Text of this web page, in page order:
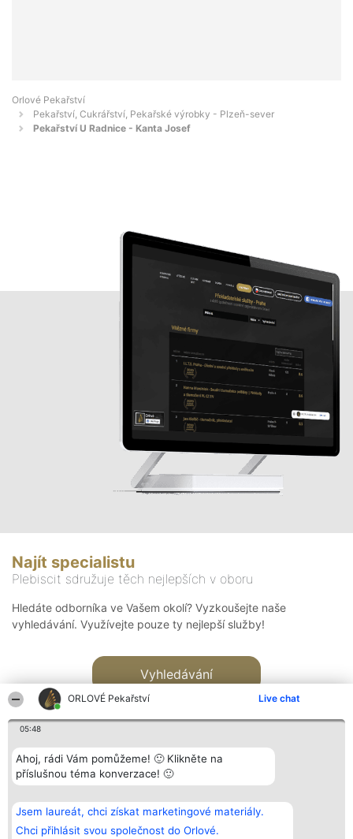
ORLOVÉ Pekařství Live chat
05:48
Ahoj, rádi Vám pomůžeme! 🙂 Klikněte na
příslušnou téma konverzace! 🙂
Jsem laureát, chci získat marketingové materiály.
Chci přihlásit svou společnost do Orlové.
Orlové Pekařství
Pekařství, Cukrářství, Pekařské výrobky - Plzeň-sever
Pekařství U Radnice - Kanta Josef
Najít specialistu
Plebiscit sdružuje těch nejlepších v oboru
Hledáte odborníka ve Vašem okolí? Vyzkoušejte naše
vyhledávání. Využívejte pouze ty nejlepší služby!
Vyhledávání
Bright Side Solutions sp. z o.
o. sp. k.
ul. Ruska 22
Wrocław 50-079
Vítězové
Seznam všech
laureátů
Zásady
Kontakt